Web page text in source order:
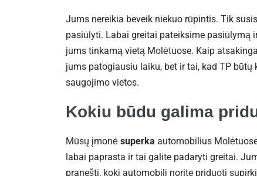
Jums nereikia beveik niekuo rūpintis. Tik
pasiūlyti. Labai greitai pateiksime pasiūlymą
jums tinkamą vietą Molėtuose. Kaip
jums patogiausiu laiku, bet ir tai, kad TP
saugojimo vietos.
Kokiu būdu galima
Mūsų įmonė superka automobilius
labai paprasta ir tai galite padaryti greitai.
pranešti, kokį automobilį norite priduoti